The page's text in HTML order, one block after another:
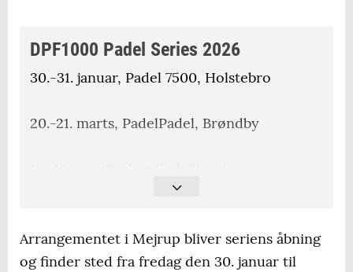
DPF1000 Padel Series 2026
30.-31. januar, Padel 7500, Holstebro
20.-21. marts, PadelPadel, Brøndby
28.-29. august, PadelBoxen, Odense
Arrangementet i Mejrup bliver seriens åbning
og finder sted fra fredag den 30. januar til